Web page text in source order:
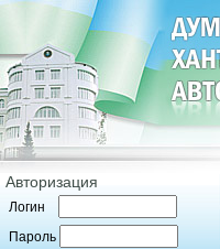
Авторизация
Логин
Пароль